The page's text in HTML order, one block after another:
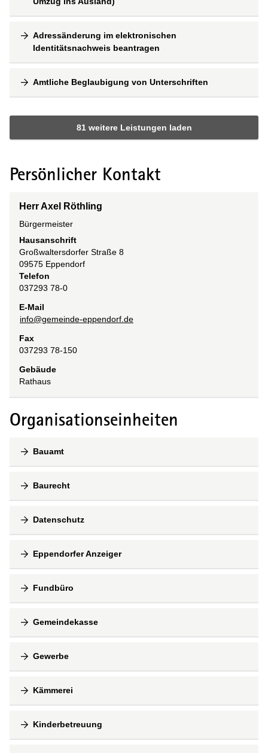
Adressänderung im elektronischen
Identitätsnachweis beantragen
Amtliche Beglaubigung von Unterschriften
81 weitere Leistungen laden
Persönlicher Kontakt
Herr Axel Röthling
Bürgermeister
Hausanschrift
Großwaltersdorfer Straße 8
09575 Eppendorf
Telefon
037293 78-0
E-Mail
info@gemeinde-eppendorf.de
Fax
037293 78-150
Gebäude
Rathaus
Organisationseinheiten
Bauamt
Baurecht
Datenschutz
Eppendorfer Anzeiger
Fundbüro
Gemeindekasse
Gewerbe
Kämmerei
Kinderbetreuung